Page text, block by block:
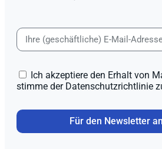
Ich akzeptiere den Erhalt von
stimme der Datenschutzrichtlinie
Für den Newsletter